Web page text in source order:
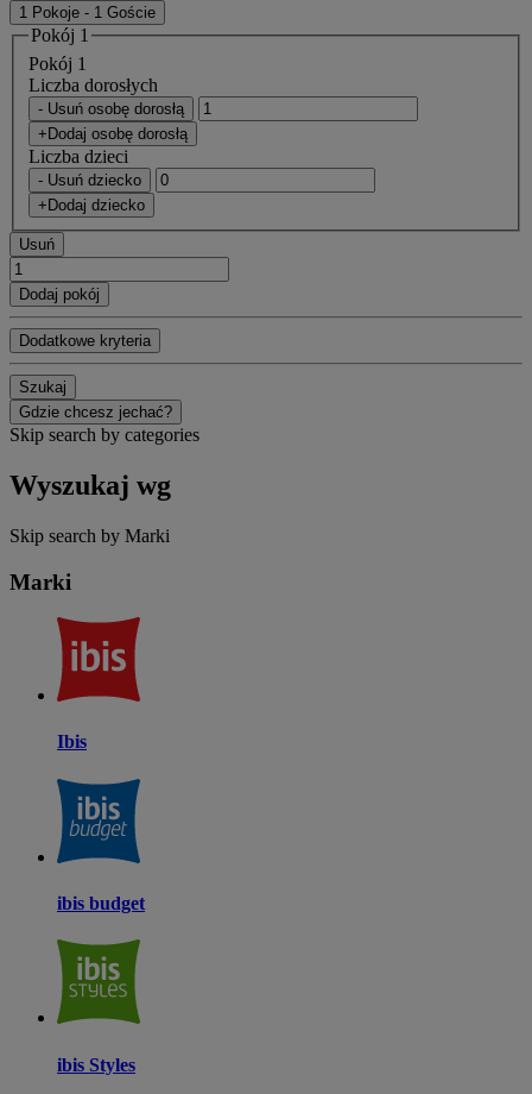
1 Pokoje - 1 Goście
Pokój 1
Pokój 1
Liczba dorosłych
- Usuń osobę dorosłą
+Dodaj osobę dorosłą
Liczba dzieci
- Usuń dziecko
+Dodaj dziecko
Usuń
Dodaj pokój
Dodatkowe kryteria
Szukaj
Gdzie chcesz jechać?
Skip search by categories
Wyszukaj wg
Skip search by Marki
Marki
Ibis
ibis budget
ibis Styles